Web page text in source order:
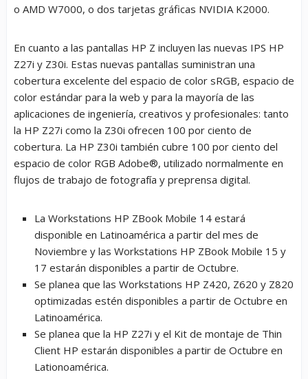
o AMD W7000, o dos tarjetas gráficas NVIDIA K2000.
En cuanto a las pantallas HP Z incluyen las nuevas IPS HP
Z27i y Z30i. Estas nuevas pantallas suministran una
cobertura excelente del espacio de color sRGB, espacio de
color estándar para la web y para la mayoría de las
aplicaciones de ingeniería, creativos y profesionales: tanto
la HP Z27i como la Z30i ofrecen 100 por ciento de
cobertura. La HP Z30i también cubre 100 por ciento del
espacio de color RGB Adobe®, utilizado normalmente en
flujos de trabajo de fotografía y preprensa digital.
La Workstations HP ZBook Mobile 14 estará
disponible en Latinoamérica a partir del mes de
Noviembre y las Workstations HP ZBook Mobile 15 y
17 estarán disponibles a partir de Octubre.
Se planea que las Workstations HP Z420, Z620 y Z820
optimizadas estén disponibles a partir de Octubre en
Latinoamérica.
Se planea que la HP Z27i y el Kit de montaje de Thin
Client HP estarán disponibles a partir de Octubre en
Lationoamérica.